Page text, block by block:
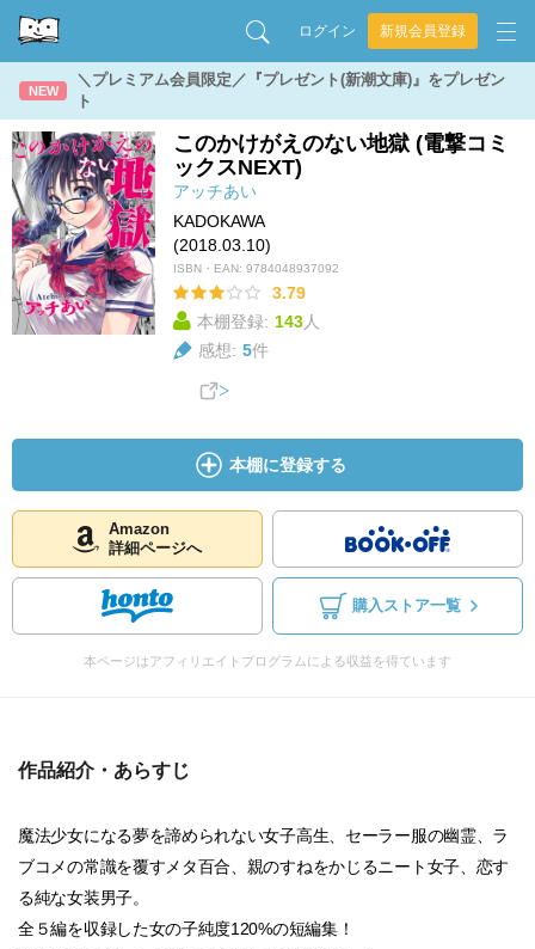
ログイン 新規会員登録
NEW
＼プレミアム会員限定／『プレゼント(新潮文庫)』をプレゼン
ト
このかけがえのない地獄 (電撃コミ
ックスNEXT)
アッチあい
KADOKAWA
(2018.03.10)
ISBN・EAN: 9784048937092
3.79
本棚登録: 143人
感想: 5件
本棚に登録する
Amazon
詳細ページへ
購入ストア一覧
本ページはアフィリエイトプログラムによる収益を得ています
作品紹介・あらすじ
魔法少女になる夢を諦められない女子高生、セーラー服の幽霊、ラ
ブコメの常識を覆すメタ百合、親のすねをかじるニート女子、恋す
る純な女装男子。
全５編を収録した女の子純度120%の短編集！